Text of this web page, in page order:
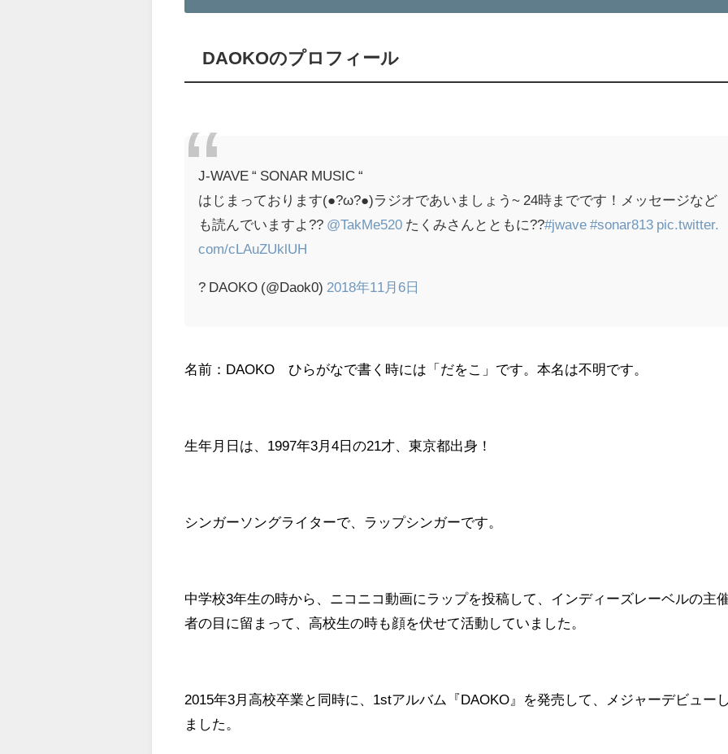
DAOKOのプロフィール
J-WAVE “ SONAR MUSIC “
はじまっております(●?ω?●)ラジオであいましょう~ 24時までです！メッセージなど
も読んでいますよ?? @TakMe520 たくみさんとともに??#jwave #sonar813 pic.twitter.
com/cLAuZUklUH
? DAOKO (@Daok0) 2018年11月6日
名前：DAOKO ひらがなで書く時には「だをこ」です。本名は不明です。
生年月日は、1997年3月4日の21才、東京都出身！
シンガーソングライターで、ラップシンガーです。
中学校3年生の時から、ニコニコ動画にラップを投稿して、インディーズレーベルの主
者の目に留まって、高校生の時も顔を伏せて活動していました。
2015年3月高校卒業と同時に、1stアルバム『DAOKO』を発売して、メジャーデビュー
ました。